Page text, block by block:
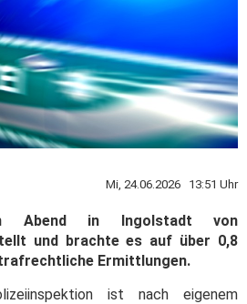
Mi, 24.06.2026 13:51 Uhr
Abend in Ingolstadt von
und brachte es auf über 0,8
Ermittlungen.
ist nach eigenem